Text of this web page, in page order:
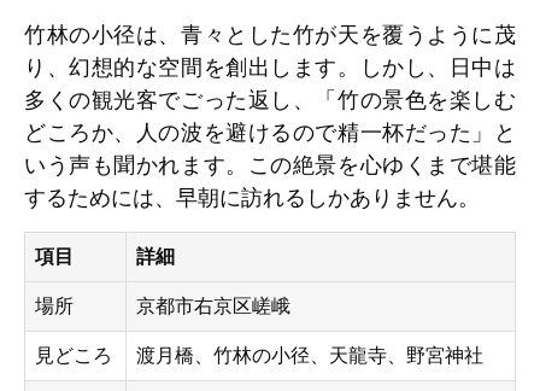
竹林の小径は、青々とした竹が天を覆うように茂
り、幻想的な空間を創出します。しかし、日中は
多くの観光客でごった返し、「竹の景色を楽しむ
どころか、人の波を避けるので精一杯だった」と
いう声も聞かれます。この絶景を心ゆくまで堪能
するためには、早朝に訪れるしかありません。
項目 詳細
場所 京都市右京区嵯峨
見どころ 渡月橋、竹林の小径、天龍寺、野宮神社